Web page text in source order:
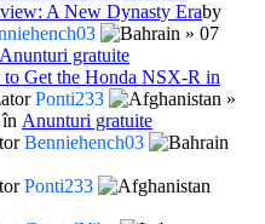
A New Dynasty Eraby
» 07
Anunturi gratuite
Get the Honda NSX-R in
Ponti233
»
Anunturi gratuite
Benniehench03
Ponti233